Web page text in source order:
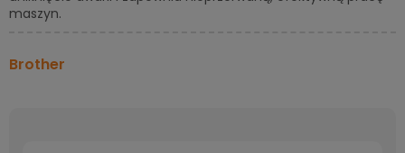
maszyn.
Brother